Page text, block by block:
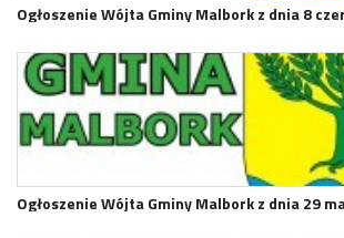
Ogłoszenie Wójta Gminy Malbork z dnia 8
Ogłoszenie Wójta Gminy Malbork z dnia 29